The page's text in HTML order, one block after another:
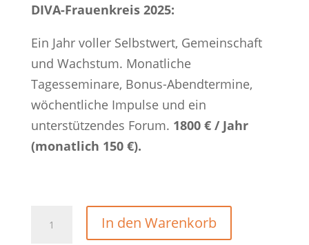
DIVA-Frauenkreis 2025:
Ein Jahr voller Selbstwert, Gemeinschaft
und Wachstum. Monatliche
Tagesseminare, Bonus-Abendtermine,
wöchentliche Impulse und ein
unterstützendes Forum. 1800 € / Jahr
(monatlich 150 €).
In den Warenkorb